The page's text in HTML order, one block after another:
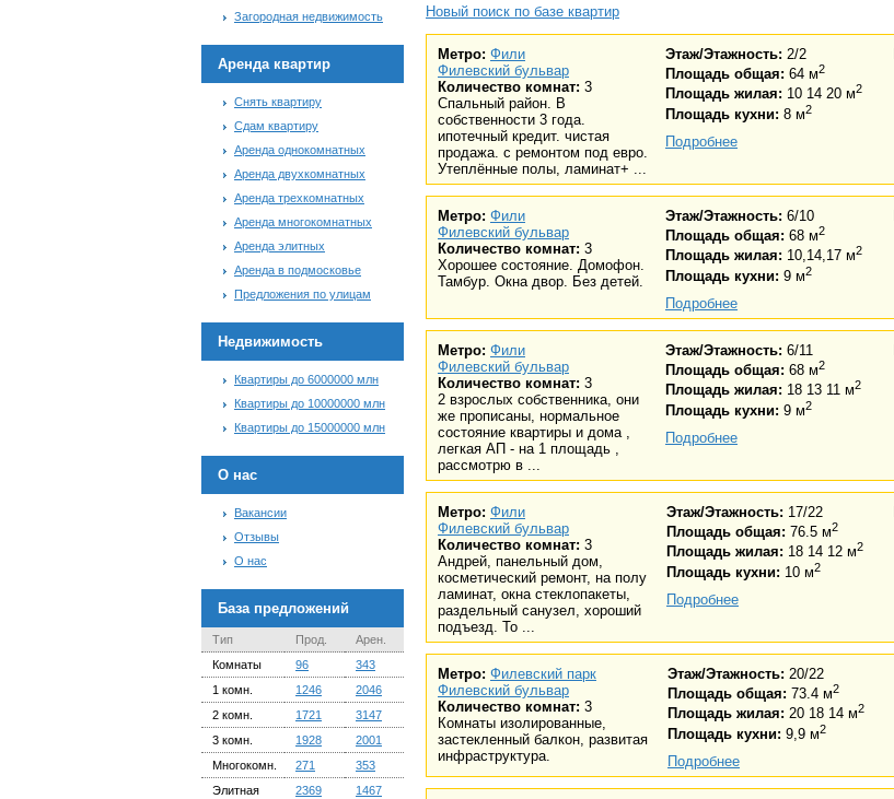
Загородная недвижимость
Аренда квартир
Снять квартиру
Сдам квартиру
Аренда однокомнатных
Аренда двухкомнатных
Аренда трехкомнатных
Аренда многокомнатных
Аренда элитных
Аренда в подмосковье
Предложения по улицам
Недвижимость
Квартиры до 6000000 млн
Квартиры до 10000000 млн
Квартиры до 15000000 млн
О нас
Вакансии
Отзывы
О нас
База предложений
Тип Прод.
Арен.
Комнаты
96
343
1 комн.
1246
2046
2 комн.
1721
3147
3 комн.
1928
2001
Многокомн.
271
353
Элитная
2369 1467
Новый поиск по базе квартир
Метро: Фили
Филевский бульвар
Количество комнат: 3
Спальный район. В
собственности 3 года.
ипотечный кредит. чистая
продажа. с ремонтом под евро.
Утеплённые полы, ламинат+ ...
Этаж/Этажность: 2/2
Площадь общая: 64 м2
Площадь жилая: 10 14 20 м2
Площадь кухни: 8 м2
Подробнее
Метро: Фили
Филевский бульвар
Количество комнат: 3
Хорошее состояние. Домофон.
Тамбур. Окна двор. Без детей.
Этаж/Этажность: 6/10
Площадь общая: 68 м2
Площадь жилая: 10,14,17 м2
Площадь кухни: 9 м2
Подробнее
Метро: Фили
Филевский бульвар
Количество комнат: 3
2 взрослых собственника, они
же прописаны, нормальное
состояние квартиры и дома ,
легкая АП - на 1 площадь ,
рассмотрю в ...
Этаж/Этажность: 6/11
Площадь общая: 68 м2
Площадь жилая: 18 13 11 м2
Площадь кухни: 9 м2
Подробнее
Метро: Фили
Филевский бульвар
Количество комнат: 3
Андрей, панельный дом,
косметический ремонт, на полу
ламинат, окна стеклопакеты,
раздельный санузел, хороший
подъезд. То ...
Этаж/Этажность: 17/22
Площадь общая: 76.5 м2
Площадь жилая: 18 14 12 м2
Площадь кухни: 10 м2
Подробнее
Метро: Филевский парк
Филевский бульвар
Количество комнат: 3
Комнаты изолированные,
застекленный балкон, развитая
инфраструктура.
Этаж/Этажность: 20/22
Площадь общая: 73.4 м2
Площадь жилая: 20 18 14 м2
Площадь кухни: 9,9 м2
Подробнее